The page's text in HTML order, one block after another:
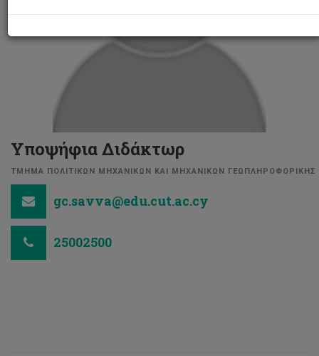
Υποψήφια Διδάκτωρ
ΤΜΗΜΑ ΠΟΛΙΤΙΚΩΝ ΜΗΧΑΝΙΚΩΝ ΚΑΙ ΜΗΧΑΝΙΚΩΝ ΓΕΩΠΛΗΡΟΦΟΡΙΚΗΣ
gc.savva@edu.cut.ac.cy
25002500